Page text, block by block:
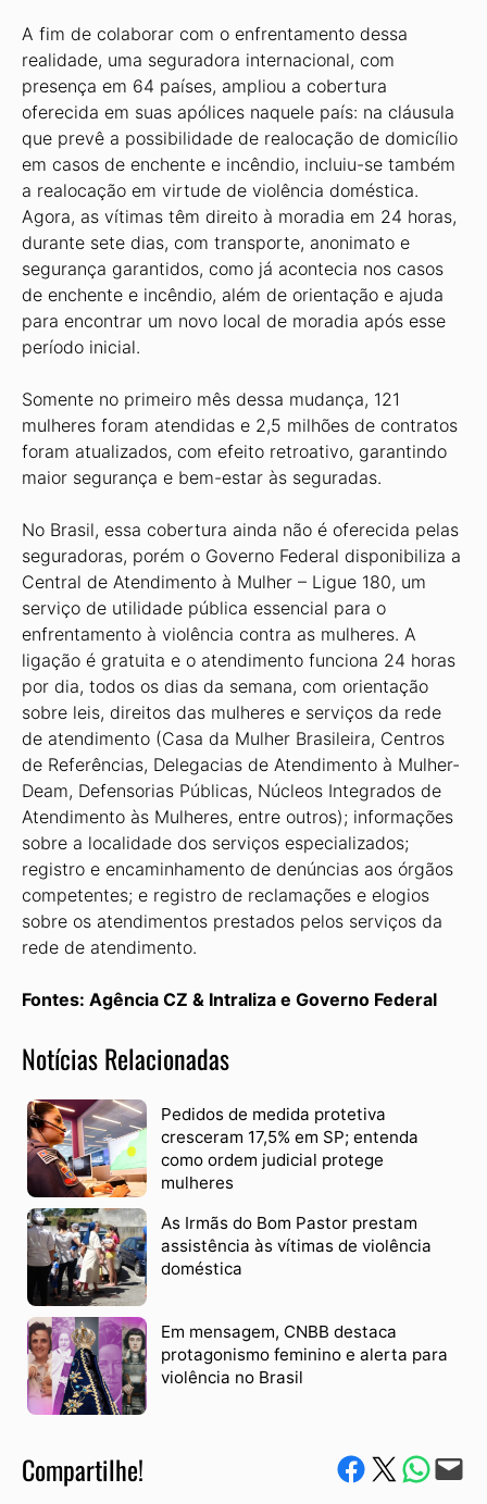
A fim de colaborar com o enfrentamento dessa
realidade, uma seguradora internacional, com
presença em 64 países, ampliou a cobertura
oferecida em suas apólices naquele país: na cláusula
que prevê a possibilidade de realocação de domicílio
em casos de enchente e incêndio, incluiu-se também
a realocação em virtude de violência doméstica.
Agora, as vítimas têm direito à moradia em 24 horas,
durante sete dias, com transporte, anonimato e
segurança garantidos, como já acontecia nos casos
de enchente e incêndio, além de orientação e ajuda
para encontrar um novo local de moradia após esse
período inicial.
Somente no primeiro mês dessa mudança, 121
mulheres foram atendidas e 2,5 milhões de contratos
foram atualizados, com efeito retroativo, garantindo
maior segurança e bem-estar às seguradas.
No Brasil, essa cobertura ainda não é oferecida pelas
seguradoras, porém o Governo Federal disponibiliza a
Central de Atendimento à Mulher – Ligue 180, um
serviço de utilidade pública essencial para o
enfrentamento à violência contra as mulheres. A
ligação é gratuita e o atendimento funciona 24 horas
por dia, todos os dias da semana, com orientação
sobre leis, direitos das mulheres e serviços da rede
de atendimento (Casa da Mulher Brasileira, Centros
de Referências, Delegacias de Atendimento à Mulher-
Deam, Defensorias Públicas, Núcleos Integrados de
Atendimento às Mulheres, entre outros); informações
sobre a localidade dos serviços especializados;
registro e encaminhamento de denúncias aos órgãos
competentes; e registro de reclamações e elogios
sobre os atendimentos prestados pelos serviços da
rede de atendimento.
Fontes: Agência CZ & Intraliza e Governo Federal
Notícias Relacionadas
Pedidos de medida protetiva
cresceram 17,5% em SP; entenda
como ordem judicial protege
mulheres
As Irmãs do Bom Pastor prestam
assistência às vítimas de violência
doméstica
Em mensagem, CNBB destaca
protagonismo feminino e alerta para
violência no Brasil
Compartilhe! Compartilhe no Facebook
Compartilhe no Twitter
Compartile via
Envie via e-mail